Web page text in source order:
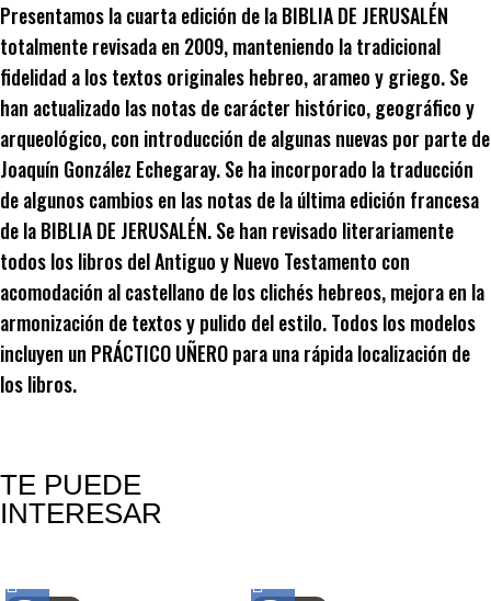
Presentamos la cuarta edición de la BIBLIA DE JERUSALÉN
totalmente revisada en 2009, manteniendo la tradicional
fidelidad a los textos originales hebreo, arameo y griego. Se
han actualizado las notas de carácter histórico, geográfico y
arqueológico, con introducción de algunas nuevas por parte de
Joaquín González Echegaray. Se ha incorporado la traducción
de algunos cambios en las notas de la última edición francesa
de la BIBLIA DE JERUSALÉN. Se han revisado literariamente
todos los libros del Antiguo y Nuevo Testamento con
acomodación al castellano de los clichés hebreos, mejora en la
armonización de textos y pulido del estilo. Todos los modelos
incluyen un PRÁCTICO UÑERO para una rápida localización de
los libros.
TE PUEDE
INTERESAR